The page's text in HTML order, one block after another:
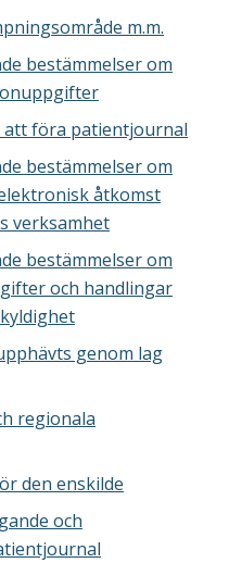
m.m.
bestämmelser om
att föra patientjournal
bestämmelser om
åtkomst
verksamhet
bestämmelser om
och handlingar
genom lag
regionala
den enskilde
och